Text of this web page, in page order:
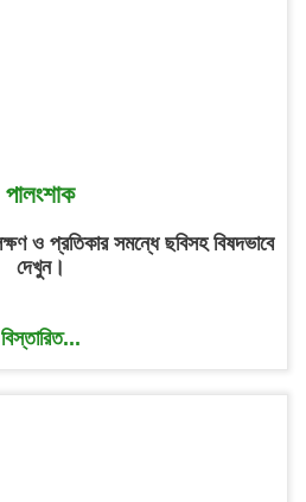
পালংশাক
ও প্রতিকার সমন্ধে ছবিসহ বিষদভাবে
দেখুন।
বিস্তারিত...